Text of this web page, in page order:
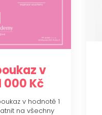
v
000 Kč
v hodnotě 1
na všechny